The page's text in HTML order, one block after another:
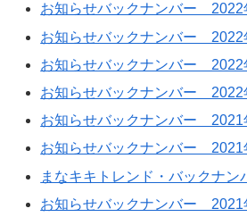
お知らせバックナンバー 2022
お知らせバックナンバー 2022
お知らせバックナンバー 2022
お知らせバックナンバー 2022
お知らせバックナンバー 2021
お知らせバックナンバー 2021
まなキキトレンド・バックナ
お知らせバックナンバー 2021